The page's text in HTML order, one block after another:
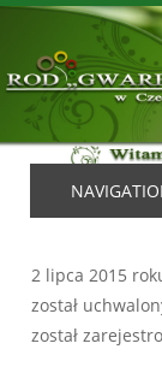
2 lipca 2015
został
został